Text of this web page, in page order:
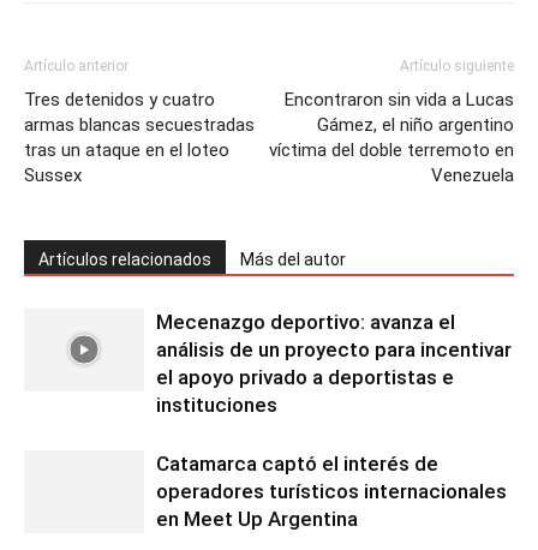
Artículo anterior
Tres detenidos y cuatro
armas blancas secuestradas
tras un ataque en el loteo
Sussex
Artículo siguiente
Encontraron sin vida a Lucas
Gámez, el niño argentino
víctima del doble terremoto en
Venezuela
Artículos relacionados Más del autor
Mecenazgo deportivo: avanza el
análisis de un proyecto para incentivar
el apoyo privado a deportistas e
instituciones
Catamarca captó el interés de
operadores turísticos internacionales
en Meet Up Argentina